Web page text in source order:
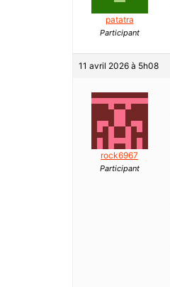
patatra
Participant
11 avril 2026 à 5h08
rock6967
Participant